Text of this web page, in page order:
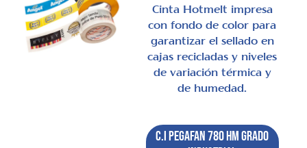
Cinta Hotmelt impresa
con fondo de color para
garantizar el sellado en
cajas recicladas y niveles
de variación térmica y
de humedad.
C.I Pegafan 780 HM Grado